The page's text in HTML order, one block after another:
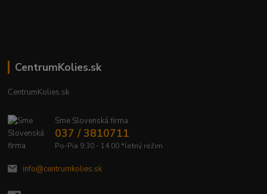
CentrumKolies.sk
CentrumKolies.sk
Sme Slovenská firma
037 / 3810711
Po-Pia 9.30 - 14.00 *letný režim
info@centrumkolies.sk